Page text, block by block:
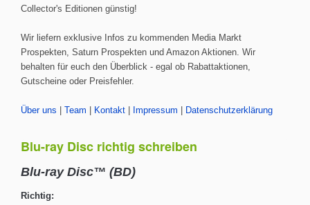
Collector's Editionen günstig!
Wir liefern exklusive Infos zu kommenden Media Markt
Prospekten, Saturn Prospekten und Amazon Aktionen. Wir
behalten für euch den Überblick - egal ob Rabattaktionen,
Gutscheine oder Preisfehler.
Über uns Team Kontakt Impressum Datenschutzerklärung
Blu-ray Disc richtig schreiben
Blu-ray Disc™ (BD)
Richtig: